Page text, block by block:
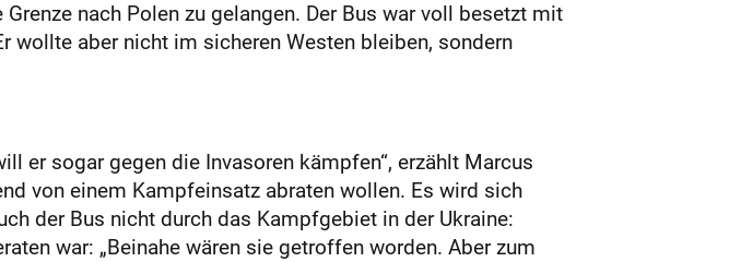
nach Polen zu gelangen. Der Bus war voll besetzt mit
wollte aber nicht im sicheren Westen bleiben, sondern
er sogar gegen die Invasoren kämpfen“, erzählt Marcus
von einem Kampfeinsatz abraten wollen. Es wird sich
der Bus nicht durch das Kampfgebiet in der Ukraine:
war: „Beinahe wären sie getroffen worden. Aber zum